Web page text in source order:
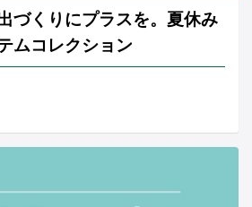
づくりにプラスを。夏休み
ムコレクション